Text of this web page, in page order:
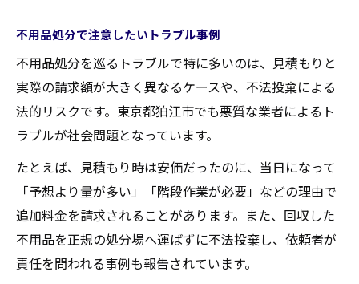
不用品処分で注意したいトラブル事例
不用品処分を巡るトラブルで特に多いのは、見積もりと
実際の請求額が大きく異なるケースや、不法投棄による
法的リスクです。東京都狛江市でも悪質な業者によるト
ラブルが社会問題となっています。
たとえば、見積もり時は安価だったのに、当日になって
「予想より量が多い」「階段作業が必要」などの理由で
追加料金を請求されることがあります。また、回収した
不用品を正規の処分場へ運ばずに不法投棄し、依頼者が
責任を問われる事例も報告されています。